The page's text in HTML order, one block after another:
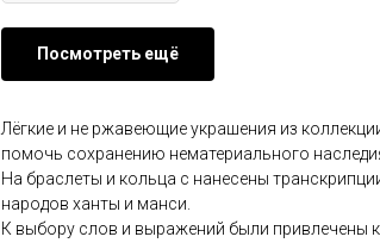
Посмотреть ещё
Лёгкие и не ржавеющие украшения из
помочь сохранению нематериального
На браслеты и кольца с нанесены
народов ханты и манси.
К выбору слов и выражений были привлечены к